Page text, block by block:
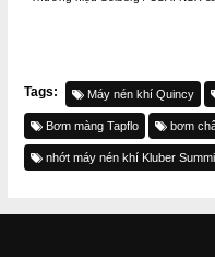
Tags: Máy nén khí Quincy
Bơm màng Tapflo bơm
nhớt máy nén khí Kluber